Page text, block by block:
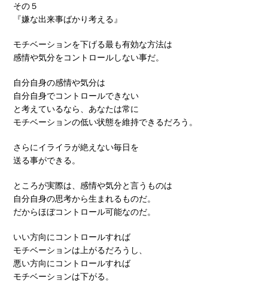
その５
『嫌な出来事ばかり考える』
モチベーションを下げる最も有効な方法は
感情や気分をコントロールしない事だ。
自分自身の感情や気分は
自分自身でコントロールできない
と考えているなら、あなたは常に
モチベーションの低い状態を維持できるだろう。
さらにイライラが絶えない毎日を
送る事ができる。
ところが実際は、感情や気分と言うものは
自分自身の思考から生まれるものだ。
だからほぼコントロール可能なのだ。
いい方向にコントロールすれば
モチベーションは上がるだろうし、
悪い方向にコントロールすれば
モチベーションは下がる。